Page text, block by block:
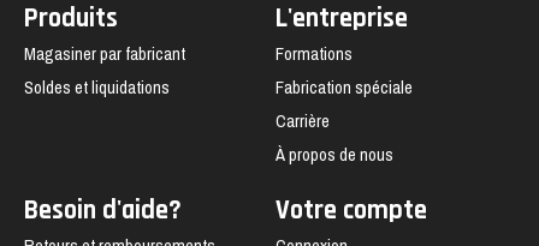
Produits
Magasiner par fabricant
Soldes et liquidations
L'entreprise
Formations
Fabrication spéciale
Carrière
À propos de nous
Besoin d'aide? Votre compte